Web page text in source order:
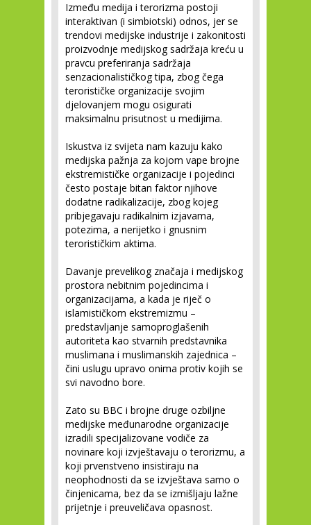
Između medija i terorizma postoji
interaktivan (i simbiotski) odnos, jer se
trendovi medijske industrije i zakonitosti
proizvodnje medijskog sadržaja kreću u
pravcu preferiranja sadržaja
senzacionalističkog tipa, zbog čega
terorističke organizacije svojim
djelovanjem mogu osigurati
maksimalnu prisutnost u medijima.
Iskustva iz svijeta nam kazuju kako
medijska pažnja za kojom vape brojne
ekstremističke organizacije i pojedinci
često postaje bitan faktor njihove
dodatne radikalizacije, zbog kojeg
pribjegavaju radikalnim izjavama,
potezima, a nerijetko i gnusnim
terorističkim aktima.
Davanje prevelikog značaja i medijskog
prostora nebitnim pojedincima i
organizacijama, a kada je riječ o
islamističkom ekstremizmu –
predstavljanje samoproglašenih
autoriteta kao stvarnih predstavnika
muslimana i muslimanskih zajednica –
čini uslugu upravo onima protiv kojih se
svi navodno bore.
Zato su BBC i brojne druge ozbiljne
medijske međunarodne organizacije
izradili specijalizovane vodiče za
novinare koji izvještavaju o terorizmu, a
koji prvenstveno insistiraju na
neophodnosti da se izvještava samo o
činjenicama, bez da se izmišljaju lažne
prijetnje i preuveličava opasnost.